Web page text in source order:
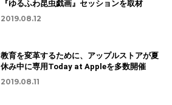
『ゆるふわ昆虫戯画』セッションを取材
2019.08.12
教育を変革するために、アップルストアが夏
休み中に専用Today at Appleを多数開催
2019.08.11